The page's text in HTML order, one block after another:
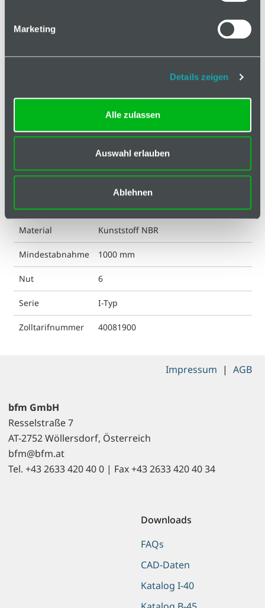
Marketing
Details zeigen
Alle zulassen
Auswahl erlauben
Ablehnen
Technische Spezifikation
ohne Loch
ESD kompatibel nein
schwarz
Liefereinheit 1
Material Kunststoff NBR
Mindestabnahme 1000 mm
Nut 6
Serie I-Typ
Zolltarifnummer 40081900
bfm GmbH
Resselstraße 7
AT-2752 Wöllersdorf, Österreich
bfm@bfm.at
Tel. +43 2633 420 40 0 | Fax +43 2633 420 40 34
Downloads
FAQs
CAD-Daten
Katalog I-40
Impressum | AGB